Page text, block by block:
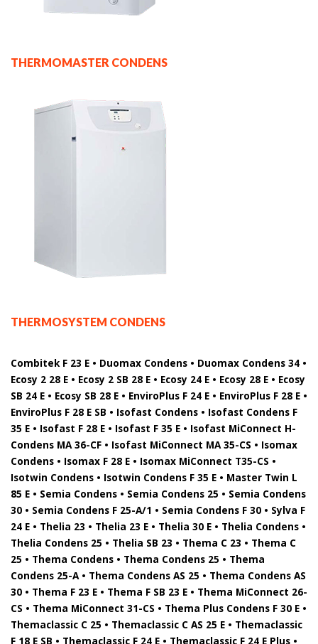
THERMOMASTER CONDENS
THERMOSYSTEM CONDENS
Combitek F 23 E • Duomax Condens • Duomax Condens 34 •
Ecosy 2 28 E • Ecosy 2 SB 28 E • Ecosy 24 E • Ecosy 28 E • Ecosy
SB 24 E • Ecosy SB 28 E • EnviroPlus F 24 E • EnviroPlus F 28 E •
EnviroPlus F 28 E SB • Isofast Condens • Isofast Condens F
35 E • Isofast F 28 E • Isofast F 35 E • Isofast MiConnect H-
Condens MA 36-CF • Isofast MiConnect MA 35-CS • Isomax
Condens • Isomax F 28 E • Isomax MiConnect T35-CS •
Isotwin Condens • Isotwin Condens F 35 E • Master Twin L
85 E • Semia Condens • Semia Condens 25 • Semia Condens
30 • Semia Condens F 25-A/1 • Semia Condens F 30 • Sylva F
24 E • Thelia 23 • Thelia 23 E • Thelia 30 E • Thelia Condens •
Thelia Condens 25 • Thelia SB 23 • Thema C 23 • Thema C
25 • Thema Condens • Thema Condens 25 • Thema
Condens 25-A • Thema Condens AS 25 • Thema Condens AS
30 • Thema F 23 E • Thema F SB 23 E • Thema MiConnect 26-
CS • Thema MiConnect 31-CS • Thema Plus Condens F 30 E •
Themaclassic C 25 • Themaclassic C AS 25 E • Themaclassic
F 18 E SB • Themaclassic F 24 E • Themaclassic F 24 E Plus •